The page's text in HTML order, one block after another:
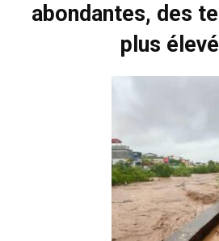
abondantes, des
plus